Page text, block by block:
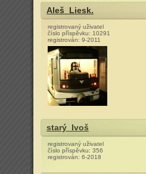
Aleš_Liesk.
registrovaný uživatel
číslo příspěvku: 10291
registrován: 9-2011
starý_Ivoš
registrovaný uživatel
číslo příspěvku: 356
registrován: 6-2018